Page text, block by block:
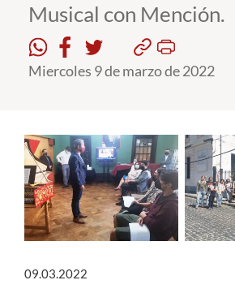
Académicos
Funcionarios
Alumni
English
Musical con Mención.
Miercoles 9 de marzo de 2022
09.03.2022